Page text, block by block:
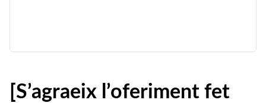
[S’agraeix l’oferiment fet